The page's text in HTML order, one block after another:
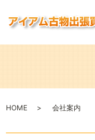
HOME 会社案内